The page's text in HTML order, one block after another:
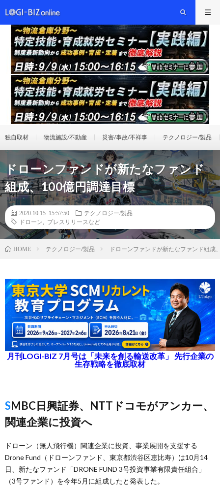
独自取材 物流施設/不動産 災害/事故/不祥事 テクノロジー/製品
ドローンファンドが新たなファンド
組成、100億円調達目標
2020.10.15 15:57:50
テクノロジー/製品
ドローン
プレスリリースなど
HOME テクノロジー/製品 ドローンファンドが新たなファンド組成
月刊LOGI-BIZ 7月号は「未来を創る輸送改革」 先行企業の
生存戦略を徹底取材
SMBC日興証券、NTTドコモがアンカー、
関連企業に投資へ
ドローン（無人飛行機）関連企業に投資、事業展開を支援する
Drone Fund（ドローンファンド、東京都渋谷区恵比寿）は10月14
日、新たなファンド「DRONE FUND 3号投資事業有限責任組合」
（3号ファンド）を今年5月に組成したと発表した。